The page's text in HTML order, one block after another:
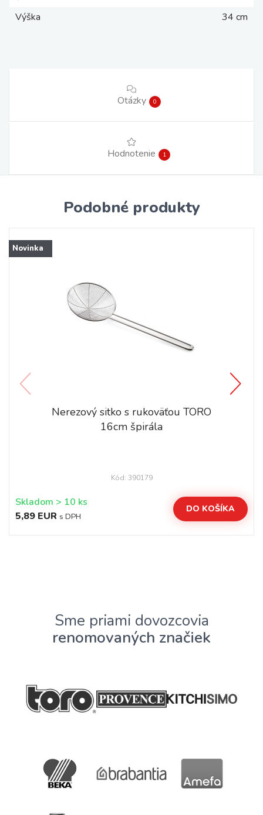
Výška
34 cm
Otázky 0
Hodnotenie 1
Podobné produkty
Novinka
Nerezový sitko s rukoväťou TORO
16cm špirála
Kód: 390179
Skladom > 10 ks
5,89 EUR s DPH
DO KOŠÍKA
Sme priami dovozcovia
renomovaných značiek